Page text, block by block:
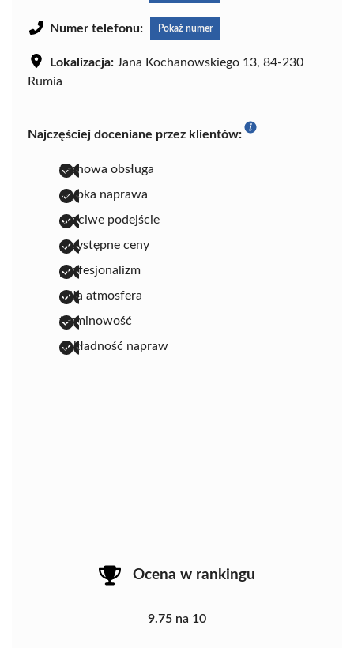
Numer telefonu: Pokaż numer
Lokalizacja: Jana Kochanowskiego 13, 84-230
Rumia
Najczęściej doceniane przez klientów:
fachowa obsługa
szybka naprawa
uczciwe podejście
przystępne ceny
profesjonalizm
miła atmosfera
terminowość
dokładność napraw
Ocena w rankingu
9.75 na 10